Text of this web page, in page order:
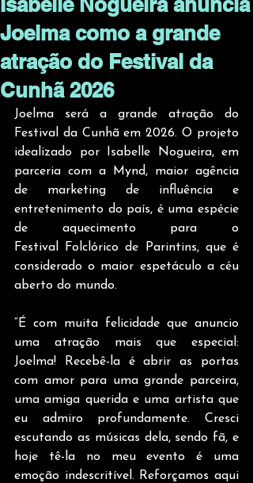
Joelma como a grande
atração do Festival da
Cunhã 2026
Joelma será a grande atração do
Festival da Cunhã em 2026. O projeto
idealizado por Isabelle Nogueira, em
parceria com a Mynd, maior agência
de marketing de influência e
entretenimento do país, é uma espécie
de aquecimento para o
Festival Folclórico de Parintins, que é
considerado o maior espetáculo a céu
aberto do mundo.
“É com muita felicidade que anuncio
uma atração mais que especial:
Joelma! Recebê-la é abrir as portas
com amor para uma grande parceira,
uma amiga querida e uma artista que
eu admiro profundamente. Cresci
escutando as músicas dela, sendo fã, e
hoje tê-la no meu evento é uma
emoção indescritível. Reforçamos aqui